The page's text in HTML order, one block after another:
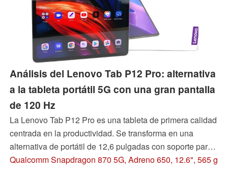
Análisis del Lenovo Tab P12 Pro: alternativa
a la tableta portátil 5G con una gran pantalla
de 120 Hz
La Lenovo Tab P12 Pro es una tableta de primera calidad
centrada en la productividad. Se transforma en una
alternativa de portátil de 12,6 pulgadas con soporte para
lápiz óptico y multipantalla gracias a su base de teclado y
Qualcomm Snapdragon 870 5G, Adreno 650, 12.6", 565 g